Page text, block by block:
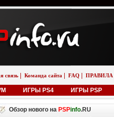
связь Команда сайта FAQ ПРАВИЛА
ИГРЫ PS4 ИГРЫ PSP
Обзор нового на PSPinfo.RU